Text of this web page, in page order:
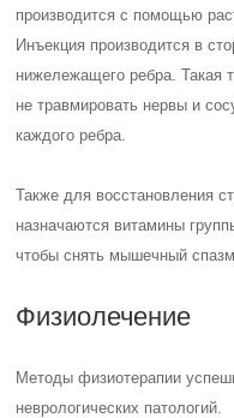
производится с помощью
Инъекция производится в
нижележащего ребра. Такая
не травмировать нервы и
каждого ребра.
Также для восстановления
назначаются витамины
чтобы снять мышечный
Физиолечение
Методы физиотерапии
неврологических патологий.